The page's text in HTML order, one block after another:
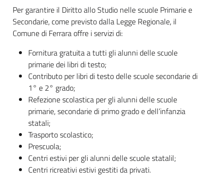
Per garantire il Diritto allo Studio nelle scuole Primarie e
Secondarie, come previsto dalla Legge Regionale, il
Comune di Ferrara offre i servizi di:
Fornitura gratuita a tutti gli alunni delle scuole
primarie dei libri di testo;
Contributo per libri di testo delle scuole secondarie di
1° e 2° grado;
Refezione scolastica per gli alunni delle scuole
primarie, secondarie di primo grado e dell’infanzia
statali;
Trasporto scolastico;
Prescuola;
Centri estivi per gli alunni delle scuole statalil;
Centri ricreativi estivi gestiti da privati.